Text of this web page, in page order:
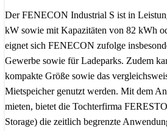
Der FENECON Industrial S ist in
kW sowie mit Kapazitäten von 82 kWh
eignet sich FENECON zufolge
Gewerbe sowie für Ladeparks. Zudem
kompakte Größe sowie das
Mietspeicher genutzt werden. Mit dem
mieten, bietet die Tochterfirma
Storage) die zeitlich begrenzte